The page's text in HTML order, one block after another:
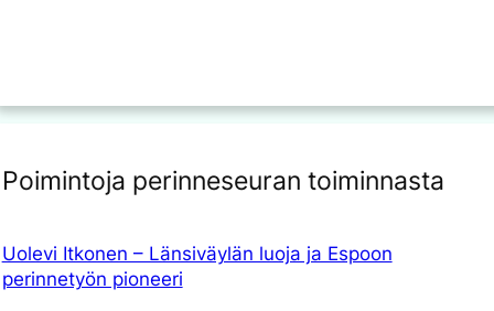
Poimintoja perinneseuran toiminnasta
Uolevi Itkonen – Länsiväylän luoja ja Espoon
perinnetyön pioneeri